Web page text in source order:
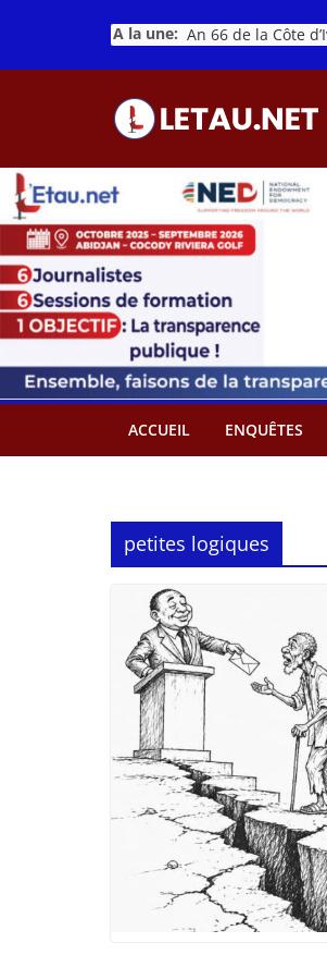
contenu
A la une:
ACCUEIL ENQUÊTES
petites logiques